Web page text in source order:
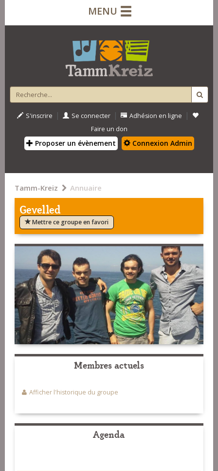
MENU
S'inscrire | Se connecter | Adhésion en ligne |
Faire un don
Proposer un évènement Connexion Admin
Tamm-Kreiz Annuaire
Gevelled
Mettre ce groupe en favori
Membres actuels
Afficher l'historique du groupe
Agenda